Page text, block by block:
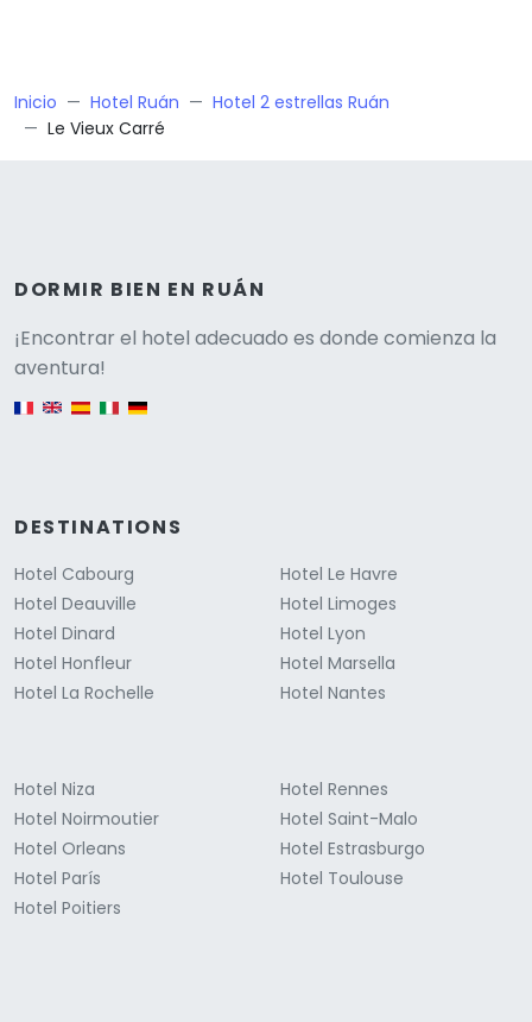
Inicio Hotel Ruán
Hotel 2 estrellas Ruán
Le Vieux Carré
DORMIR BIEN EN RUÁN
¡Encontrar el hotel adecuado es donde comienza la
aventura!
English version
DESTINATIONS
Hotel Cabourg
Hotel Deauville
Hotel Dinard
Hotel Honfleur
Hotel La Rochelle
Hotel Le Havre
Hotel Limoges
Hotel Lyon
Hotel Marsella
Hotel Nantes
Hotel Niza
Hotel Noirmoutier
Hotel Orleans
Hotel París
Hotel Poitiers
Hotel Rennes
Hotel Saint-Malo
Hotel Estrasburgo
Hotel Toulouse